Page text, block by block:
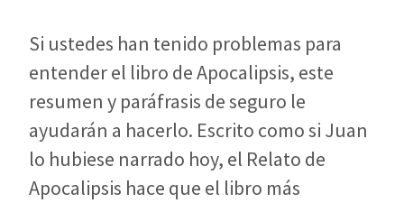
Si ustedes han tenido problemas para
entender el libro de Apocalipsis, este
resumen y paráfrasis de seguro le
ayudarán a hacerlo. Escrito como si Juan
lo hubiese narrado hoy, el Relato de
Apocalipsis hace que el libro más